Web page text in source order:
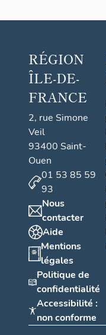
RÉGION
ÎLE-DE-
FRANCE
2, rue Simone
Veil
93400 Saint-
Ouen
01 53 85 59
93
Nous
contacter
Aide
Mentions
légales
Politique de
confidentialité
Accessibilité :
non conforme